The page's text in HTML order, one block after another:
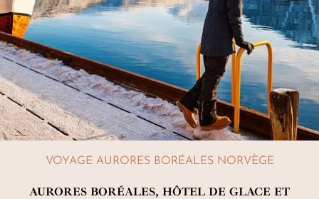
VOYAGE AURORES BORÉALES NORVÈGE
AURORES BORÉALES, HÔTEL DE GLACE ET